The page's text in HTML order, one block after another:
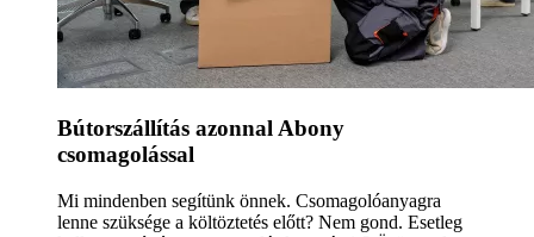
Bútorszállítás azonnal Abony
csomagolással
Mi mindenben segítünk önnek. Csomagolóanyagra
lenne szüksége a költöztetés előtt? Nem gond. Esetleg